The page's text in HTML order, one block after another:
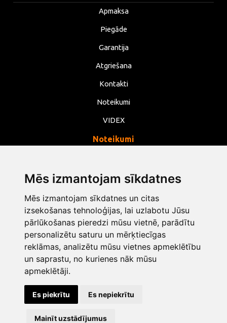
Mēs izmantojam sīkdatnes
Mēs izmantojam sīkdatnes un citas
izsekošanas tehnoloģijas, lai uzlabotu Jūsu
pārlūkošanas pieredzi mūsu vietnē, parādītu
personalizētu saturu un mērķtiecīgas
reklāmas, analizētu mūsu vietnes apmeklētību
un saprastu, no kurienes nāk mūsu
apmeklētāji.
Es piekrītu Es nepiekrītu
Mainīt uzstādījumus
Apmaksa
Piegāde
Garantija
Atgriešana
Kontakti
Noteikumi
VIDEX
Noteikumi
Noteikumi
Mainīt sīkdatņu iestatījumus
info@opentools.lv +371 26272360
Tirdzniecības partneris: varle.lt